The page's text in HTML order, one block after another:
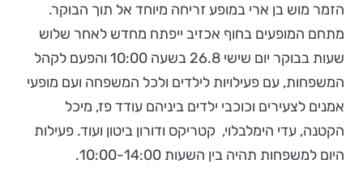
הזמר מוש בן ארי במופע זריחה מיוחד אל תוך הבוקר.
מתחם המופעים בחוף אכזיב ייפתח מחדש לאחר שלוש
שעות בבוקר יום שישי 26.8 בשעה 10:00 והפעם לקהל
המשפחות, עם פעילויות לילדים ולכל המשפחה ועם מופעי
אמנים לצעירים וכוכבי ילדים ביניהם עודד פז, מיכל
הקטנה, עדי הימלבלוי, קטריקס ודורון ביטון ועוד. פעילות
היום למשפחות תהיה בין השעות 10:00-14:00.